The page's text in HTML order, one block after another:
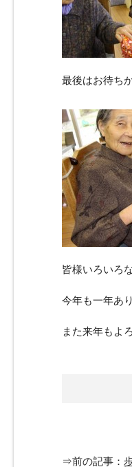
最後はお待ち
皆様いろいろ
今年も一年あ
また来年もよ
⇒前の記事：